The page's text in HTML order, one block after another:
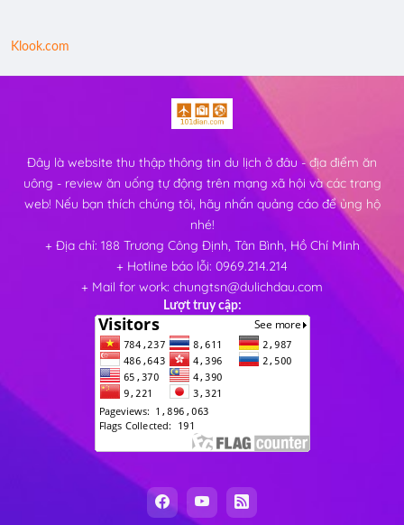
Klook.com
Đây là website thu thập thông tin du lịch ở đâu - địa điểm ăn
uông - review ăn uống tự động trên mạng xã hội và các trang
web! Nếu bạn thích chúng tôi, hãy nhấn quảng cáo để ủng hộ
nhé!
+ Địa chỉ: 188 Trương Công Định, Tân Bình, Hồ Chí Minh
+ Hotline báo lỗi: 0969.214.214
+ Mail for work: chungtsn@dulichdau.com
Lượt truy cập: